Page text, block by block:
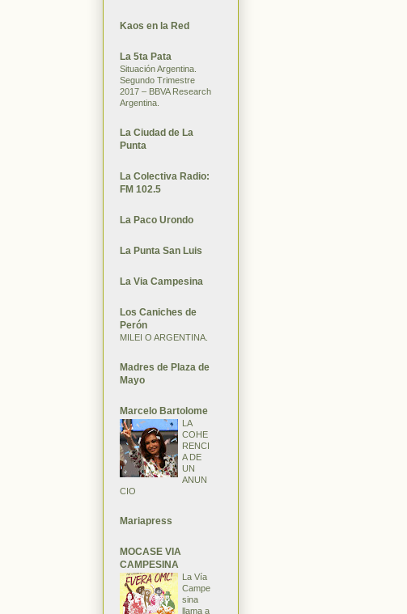
Kaos en la Red
La 5ta Pata
Situación Argentina.
Segundo Trimestre
2017 – BBVA Research
Argentina.
La Ciudad de La
Punta
La Colectiva Radio:
FM 102.5
La Paco Urondo
La Punta San Luis
La Via Campesina
Los Caniches de
Perón
MILEI O ARGENTINA.
Madres de Plaza de
Mayo
Marcelo Bartolome
LA
COHE
RENCI
A DE
UN
ANUN
CIO
Mariapress
MOCASE VIA
CAMPESINA
La Vía
Campe
sina
llama a